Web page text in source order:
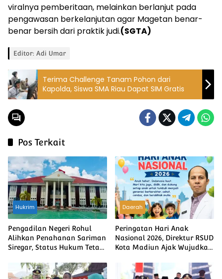
viralnya pemberitaan, melainkan berlanjut pada
pengawasan berkelanjutan agar Magetan benar-
benar bersih dari praktik judi.(SGTA)
Editor: Adi Umar
Terima Challenge Tanam Pohon dari
Kapolda, Siswa SMA Riau Dapat SIM Gratis
Pos Terkait
Hukrim
Pengadilan Negeri Rohul
Alihkan Penahanan Sariman
Siregar, Status Hukum Tetap
Daerah
Peringatan Hari Anak
Nasional 2026, Direktur RSUD
Kota Madiun Ajak Wujudkan